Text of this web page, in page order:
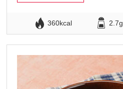
360kcal 2.7g